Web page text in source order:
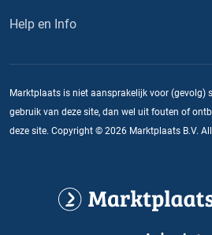
Help en Info
Marktplaats is niet aansprakelijk voor (gevolg)
gebruik van deze site, dan wel uit fouten of
deze site. Copyright © 2026 Marktplaats B.V.